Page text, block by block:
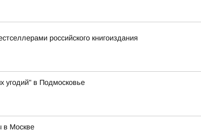
российского книгоиздания
в Подмосковье
в Москве